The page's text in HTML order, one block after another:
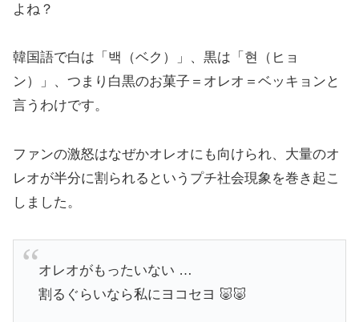
よね？
韓国語で白は「백（ベク）」、黒は「현（ヒョ
ン）」、つまり白黒のお菓子＝オレオ＝ベッキョンと
言うわけです。
ファンの激怒はなぜかオレオにも向けられ、大量のオ
レオが半分に割られるというプチ社会現象を巻き起こ
しました。
オレオがもったいない …
割るぐらいなら私にヨコセヨ 🐷🐷